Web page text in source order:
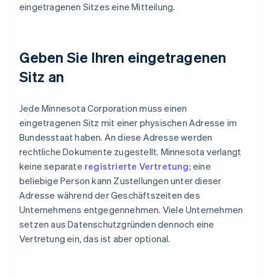
eingetragenen Sitzes eine Mitteilung.
Geben Sie Ihren eingetragenen
Sitz an
Jede Minnesota Corporation muss einen
eingetragenen Sitz mit einer physischen Adresse im
Bundesstaat haben. An diese Adresse werden
rechtliche Dokumente zugestellt. Minnesota verlangt
keine separate registrierte Vertretung; eine
beliebige Person kann Zustellungen unter dieser
Adresse während der Geschäftszeiten des
Unternehmens entgegennehmen. Viele Unternehmen
setzen aus Datenschutzgründen dennoch eine
Vertretung ein, das ist aber optional.